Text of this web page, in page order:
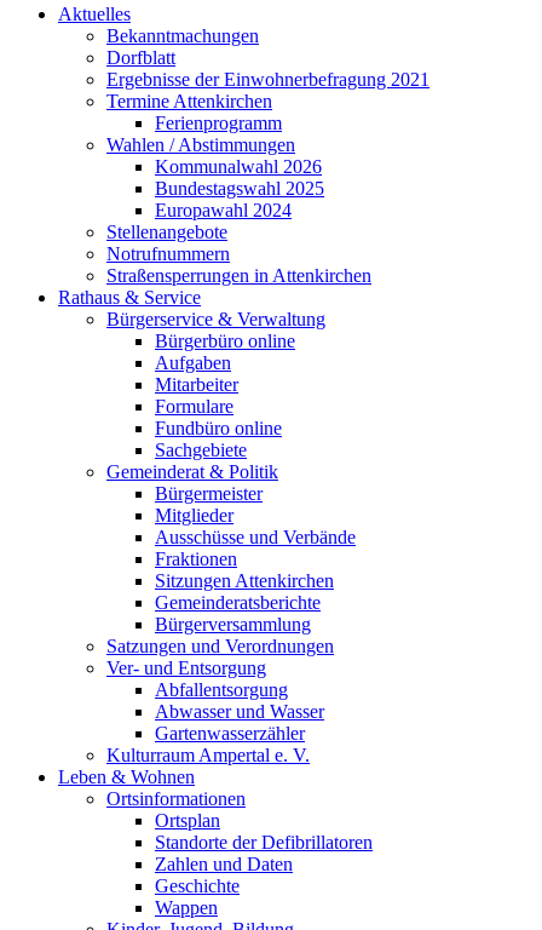
Aktuelles
Bekanntmachungen
Dorfblatt
Ergebnisse der Einwohnerbefragung 2021
Termine Attenkirchen
Ferienprogramm
Wahlen / Abstimmungen
Kommunalwahl 2026
Bundestagswahl 2025
Europawahl 2024
Stellenangebote
Notrufnummern
Straßensperrungen in Attenkirchen
Rathaus & Service
Bürgerservice & Verwaltung
Bürgerbüro online
Aufgaben
Mitarbeiter
Formulare
Fundbüro online
Sachgebiete
Gemeinderat & Politik
Bürgermeister
Mitglieder
Ausschüsse und Verbände
Fraktionen
Sitzungen Attenkirchen
Gemeinderatsberichte
Bürgerversammlung
Satzungen und Verordnungen
Ver- und Entsorgung
Abfallentsorgung
Abwasser und Wasser
Gartenwasserzähler
Kulturraum Ampertal e. V.
Leben & Wohnen
Ortsinformationen
Ortsplan
Standorte der Defibrillatoren
Zahlen und Daten
Geschichte
Wappen